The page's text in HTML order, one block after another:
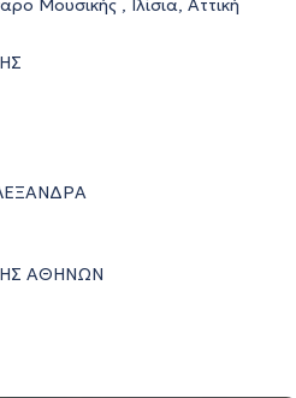
Μουσικής , Ιλίσια, Αττική
ΑΘΗΝΏΝ